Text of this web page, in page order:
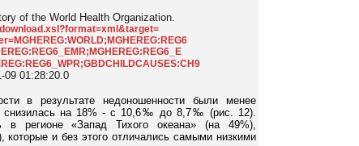
of the World Health Organization.
09 01:28:20.0
в результате недоношенности были менее
снизилась на 18% - с 10,6‰ до 8,7‰ (рис. 12).
в регионе «Запад Тихого океана» (на 49%),
и без этого отличались самыми низкими